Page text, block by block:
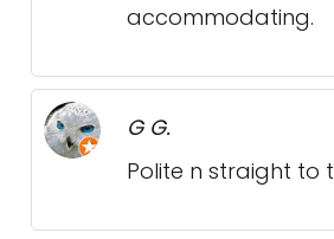
accommodating.
G G.
Polite n straight to